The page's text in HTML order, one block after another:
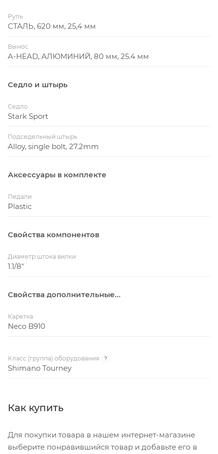
Руль
СТАЛЬ, 620 мм, 25,4 мм
Вынос
A-HEAD, АЛЮМИНИЙ, 80 мм, 25.4 мм
Седло и штырь
Седло
Stark Sport
Подседельный штырь
Alloy, single bolt, 27.2mm
Аксессуары в комплекте
Педали
Plastic
Свойства компонентов
Диаметр штока вилки
1.1/8"
Свойства дополнительные...
Каретка
Neco B910
Класс (группа) оборудования ?
Shimano Tourney
Как купить
Для покупки товара в нашем интернет-магазине
выберите понравившийся товар и добавьте его в